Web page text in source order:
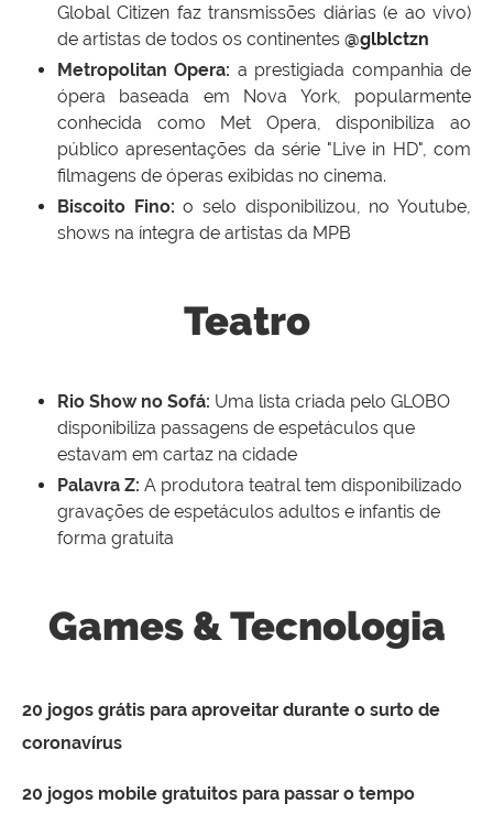
Global Citizen faz transmissões diárias (e ao vivo)
de artistas de todos os continentes @glblctzn
Metropolitan Opera: a prestigiada companhia de
ópera baseada em Nova York, popularmente
conhecida como Met Opera, disponibiliza ao
público apresentações da série "Live in HD", com
filmagens de óperas exibidas no cinema.
Biscoito Fino: o selo disponibilizou, no Youtube,
shows na íntegra de artistas da MPB
Teatro
Rio Show no Sofá: Uma lista criada pelo GLOBO
disponibiliza passagens de espetáculos que
estavam em cartaz na cidade
Palavra Z: A produtora teatral tem disponibilizado
gravações de espetáculos adultos e infantis de
forma gratuita
Games & Tecnologia
20 jogos grátis para aproveitar durante o surto de
coronavírus
20 jogos mobile gratuitos para passar o tempo